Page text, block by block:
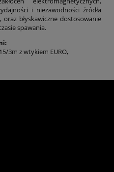
i niezawodności źródła
błyskawiczne dostosowanie
spawania.
3m z wtykiem EURO,